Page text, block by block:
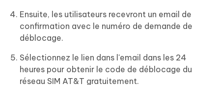
Ensuite, les utilisateurs recevront un email de
confirmation avec le numéro de demande de
déblocage.
Sélectionnez le lien dans l'email dans les 24
heures pour obtenir le code de déblocage du
réseau SIM AT&T gratuitement.